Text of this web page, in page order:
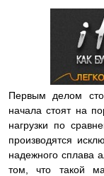
Первым делом
начала стоят на
нагрузки по
производятся
надежного сплава
том, что такой